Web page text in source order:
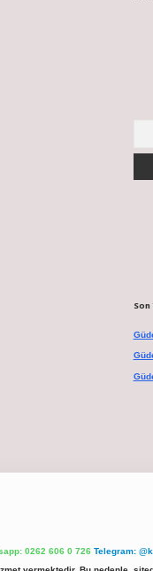
Son
0262 606 0 726 Telegram: